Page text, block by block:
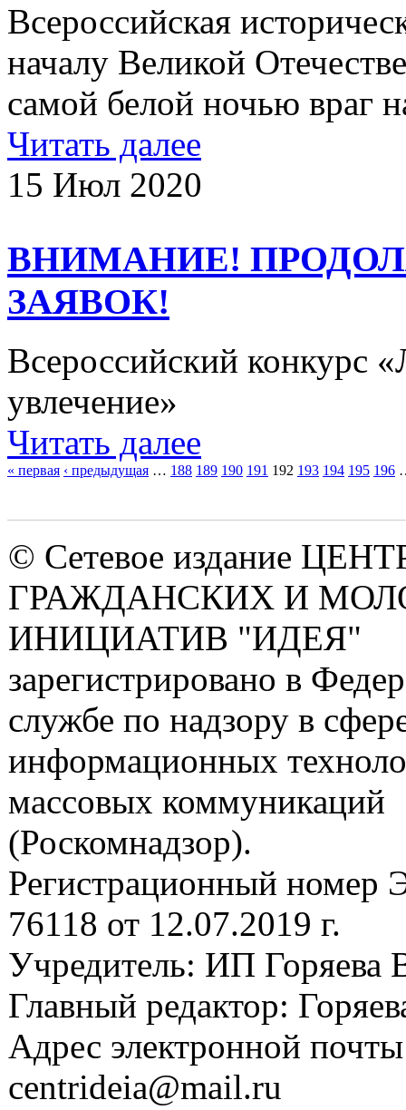
Всероссийская
началу Великой
самой белой ночью
Читать далее
15 Июл 2020
ВНИМАНИЕ!
ЗАЯВОК!
Всероссийский конкурс
увлечение»
Читать далее
« первая ‹ предыдущая … 188 189 190 191 192 193 194 195 196
© Сетевое издание
ГРАЖДАНСКИХ И
ИНИЦИАТИВ "ИДЕЯ"
зарегистрировано в
службе по надзору в
информационных
массовых коммуникаций
(Роскомнадзор).
Регистрационный
76118 от 12.07.2019 г.
Учредитель: ИП Горяева
Главный редактор:
Адрес электронной
centrideia@mail.ru